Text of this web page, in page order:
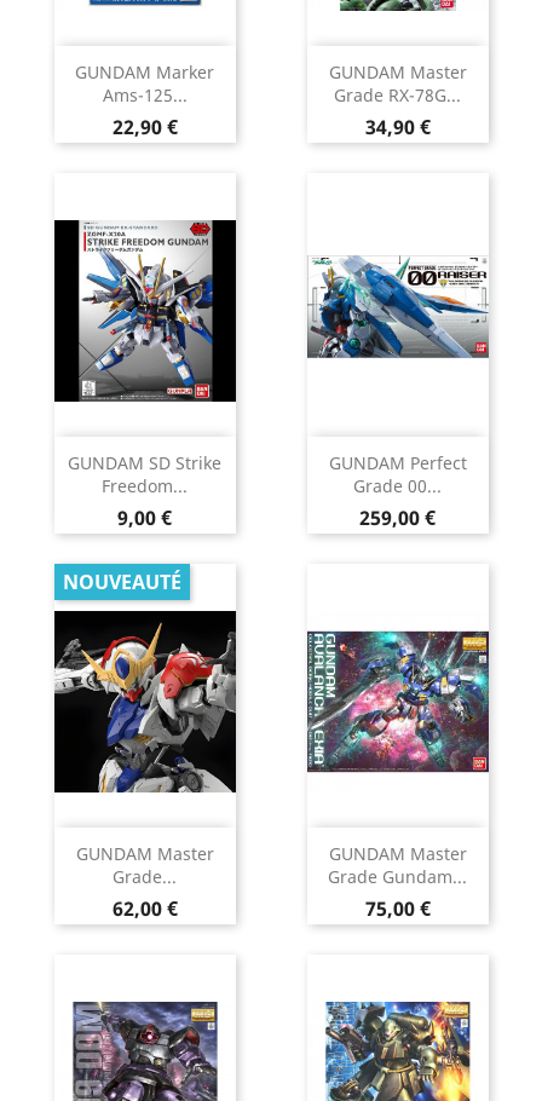
GUNDAM Marker
Ams-125...
Prix
22,90 €
GUNDAM Master
Grade RX-78G...
Prix
34,90 €
GUNDAM SD Strike
Freedom...
Prix
9,00 €
GUNDAM Perfect
Grade 00...
Prix
259,00 €
GUNDAM Master
Grade...
Prix
62,00 €
NOUVEAUTÉ
GUNDAM Master
Grade Gundam...
Prix
75,00 €